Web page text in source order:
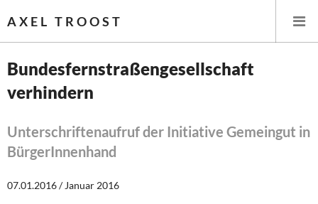
AXEL TROOST
Startseite
Themen
Leitlinien linker Wirtschafts- und Finanzpolitik
Bundesfernstraßengesellschaft
verhindern
Unterschriftenaufruf der Initiative Gemeingut in
BürgerInnenhand
07.01.2016 / Januar 2016